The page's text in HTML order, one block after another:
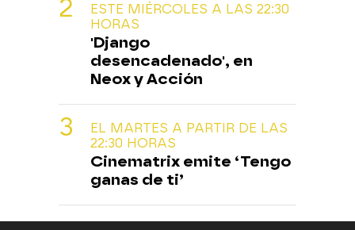
ESTE MIÉRCOLES A LAS 22:30
HORAS
'Django
desencadenado', en
Neox y Acción
EL MARTES A PARTIR DE LAS
22:30 HORAS
Cinematrix emite ‘Tengo
ganas de ti’